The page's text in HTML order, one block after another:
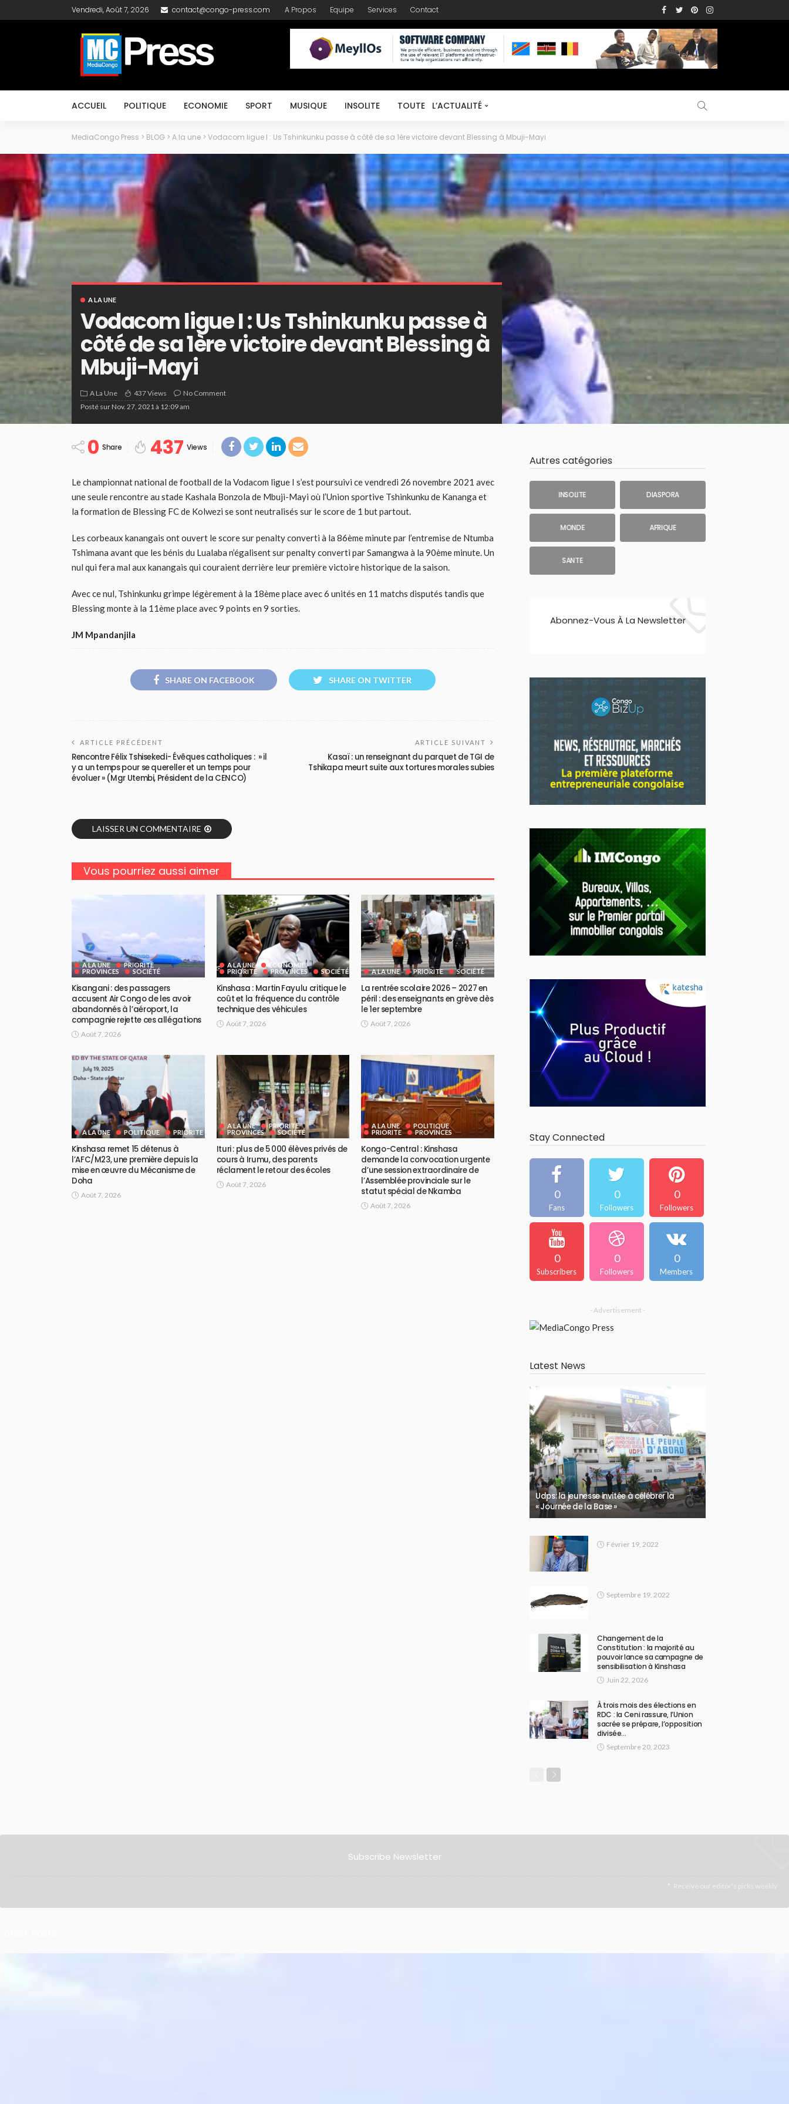
Vendredi, Août 7, 2026 contact@congo-press.com A Propos Equipe Services Contact
ACCUEIL POLITIQUE ECONOMIE SPORT MUSIQUE INSOLITE TOUTE L’ACTUALITÉ
MediaCongo Press > BLOG > A la une > Vodacom ligue I : Us Tshinkunku passe à côté de sa 1ère victoire devant Blessing à Mbuji-Mayi
A LA UNE
Vodacom ligue I : Us Tshinkunku passe à
côté de sa 1ère victoire devant Blessing à
Mbuji-Mayi
A La Une 437 Views
No Comment
Posté sur Nov. 27, 2021 à 12:09 am
0 Share 437 Views
Le championnat national de football de la Vodacom ligue I s’est poursuivi ce vendredi 26 novembre 2021 avec
une seule rencontre au stade Kashala Bonzola de Mbuji-Mayi où l’Union sportive Tshinkunku de Kananga et
la formation de Blessing FC de Kolwezi se sont neutralisés sur le score de 1 but partout.
Les corbeaux kanangais ont ouvert le score sur penalty converti à la 86ème minute par l’entremise de Ntumba
Tshimana avant que les bénis du Lualaba n’égalisent sur penalty converti par Samangwa à la 90ème minute. Un
nul qui fera mal aux kanangais qui couraient derrière leur première victoire historique de la saison.
Avec ce nul, Tshinkunku grimpe légèrement à la 18ème place avec 6 unités en 11 matchs disputés tandis que
Blessing monte à la 11ème place avec 9 points en 9 sorties.
JM Mpandanjila
SHARE ON FACEBOOK SHARE ON TWITTER
ARTICLE PRÉCÉDENT
Rencontre Félix Tshisekedi- Évêques catholiques : » il
y a un temps pour se quereller et un temps pour
évoluer » (Mgr Utembi, Président de la CENCO)
ARTICLE SUIVANT
Kasaï : un renseignant du parquet de TGI de
Tshikapa meurt suite aux tortures morales subies
LAISSER UN COMMENTAIRE
Vous pourriez aussi aimer
A LA UNE
PRIORITE
PROVINCES
SOCIÉTÉ
Kisangani : des passagers
accusent Air Congo de les avoir
abandonnés à l’aéroport, la
compagnie rejette ces allégations
Août 7, 2026
A LA UNE
ECONOMIE
PRIORITE
PROVINCES SOCIÉTÉ
Kinshasa : Martin Fayulu critique le
coût et la fréquence du contrôle
technique des véhicules
Août 7, 2026
A LA UNE PRIORITE SOCIÉTÉ
La rentrée scolaire 2026 – 2027 en
péril : des enseignants en grève dès
le 1er septembre
Août 7, 2026
A LA UNE POLITIQUE PRIORITE
Kinshasa remet 15 détenus à
l’AFC/M23, une première depuis la
mise en œuvre du Mécanisme de
Doha
Août 7, 2026
A LA UNE
PRIORITE
PROVINCES
SOCIÉTÉ
Ituri : plus de 5 000 élèves privés de
cours à Irumu, des parents
réclament le retour des écoles
Août 7, 2026
A LA UNE
POLITIQUE
PRIORITE
PROVINCES
Kongo-Central : Kinshasa
demande la convocation urgente
d’une session extraordinaire de
l’Assemblée provinciale sur le
statut spécial de Nkamba
Août 7, 2026
Autres catégories
INSOLITE DIASPORA
MONDE AFRIQUE
SANTE
Abonnez-Vous À La Newsletter
Stay Connected
0
Fans
0
Followers
0
Followers
0
Subscribers
0
Followers
0
Members
- Advertisement -
Latest News
Udps: la jeunesse invitée à célébrer la
« Journée de la Base »
Février 19, 2022
Septembre 19, 2022
Changement de la
Constitution : la majorité au
pouvoir lance sa campagne de
sensibilisation à Kinshasa
Juin 22, 2026
À trois mois des élections en
RDC : la Ceni rassure, l’Union
sacrée se prépare, l’opposition
divisée…
Septembre 20, 2023
Subscribe Newsletter
Receive our editor's picks weekly